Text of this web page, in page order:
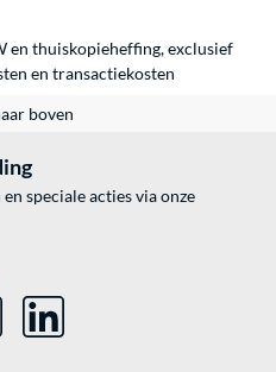
en thuiskopieheffing, exclusief
en transactiekosten
boven
speciale acties via onze